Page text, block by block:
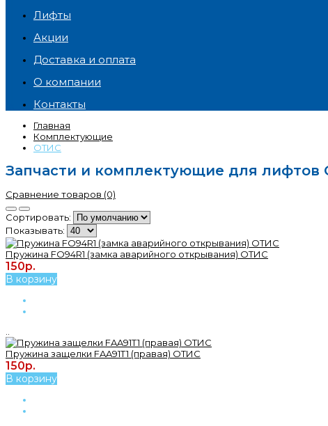
Лифты
Акции
Доставка и оплата
О компании
Контакты
Главная
Комплектующие
ОТИС
Запчасти и комплектующие для лифтов
Сравнение товаров (0)
Сортировать:
Показывать:
Пружина FO94R1 (замка аварийного открывания) ОТИС
150р.
В корзину
Пружина защелки FAA91T1 (правая) ОТИС
150р.
В корзину